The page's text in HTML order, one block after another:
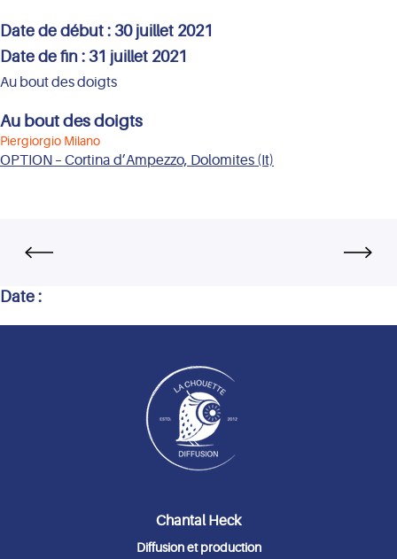
Date de début : 30 juillet 2021
Date de fin : 31 juillet 2021
Au bout des doigts
Au bout des doigts
Piergiorgio Milano
OPTION – Cortina d’Ampezzo, Dolomites (It)
Date :
Chantal Heck
Diffusion et production